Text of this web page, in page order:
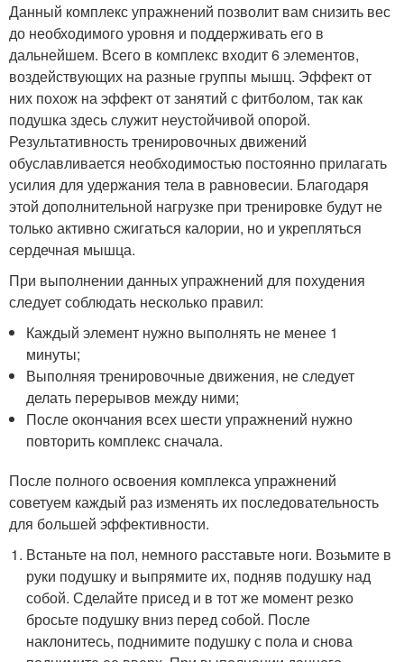
Данный комплекс упражнений позволит вам снизить вес
до необходимого уровня и поддерживать его в
дальнейшем. Всего в комплекс входит 6 элементов,
воздействующих на разные группы мышц. Эффект от
них похож на эффект от занятий с фитболом, так как
подушка здесь служит неустойчивой опорой.
Результативность тренировочных движений
обуславливается необходимостью постоянно прилагать
усилия для удержания тела в равновесии. Благодаря
этой дополнительной нагрузке при тренировке будут не
только активно сжигаться калории, но и укрепляться
сердечная мышца.
При выполнении данных упражнений для похудения
следует соблюдать несколько правил:
Каждый элемент нужно выполнять не менее 1
минуты;
Выполняя тренировочные движения, не следует
делать перерывов между ними;
После окончания всех шести упражнений нужно
повторить комплекс сначала.
После полного освоения комплекса упражнений
советуем каждый раз изменять их последовательность
для большей эффективности.
Встаньте на пол, немного расставьте ноги. Возьмите в
руки подушку и выпрямите их, подняв подушку над
собой. Сделайте присед и в тот же момент резко
бросьте подушку вниз перед собой. После
наклонитесь, поднимите подушку с пола и снова